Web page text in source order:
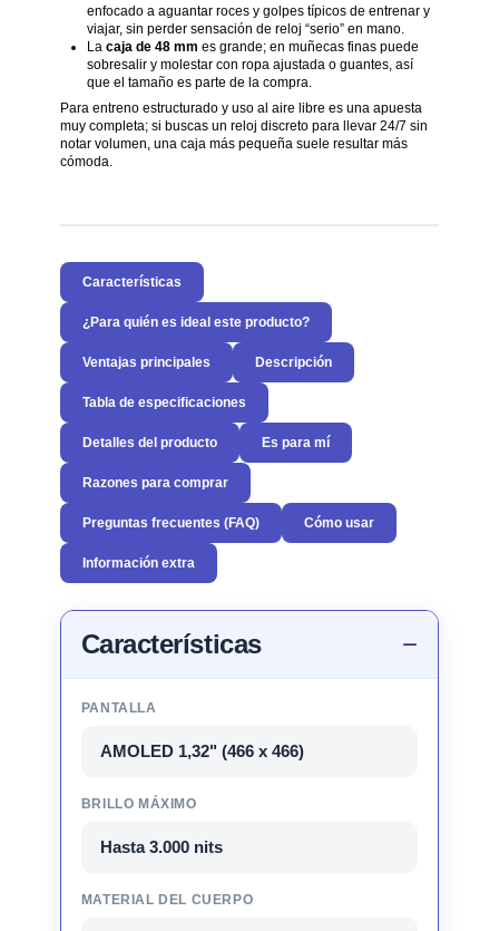
enfocado a aguantar roces y golpes típicos de entrenar y
viajar, sin perder sensación de reloj “serio” en mano.
La caja de 48 mm es grande; en muñecas finas puede
sobresalir y molestar con ropa ajustada o guantes, así
que el tamaño es parte de la compra.
Para entreno estructurado y uso al aire libre es una apuesta
muy completa; si buscas un reloj discreto para llevar 24/7 sin
notar volumen, una caja más pequeña suele resultar más
cómoda.
Características
¿Para quién es ideal este producto?
Ventajas principales Descripción
Tabla de especificaciones
Detalles del producto Es para mí
Razones para comprar
Preguntas frecuentes (FAQ) Cómo usar
Información extra
Características
PANTALLA
AMOLED 1,32" (466 x 466)
BRILLO MÁXIMO
Hasta 3.000 nits
MATERIAL DEL CUERPO